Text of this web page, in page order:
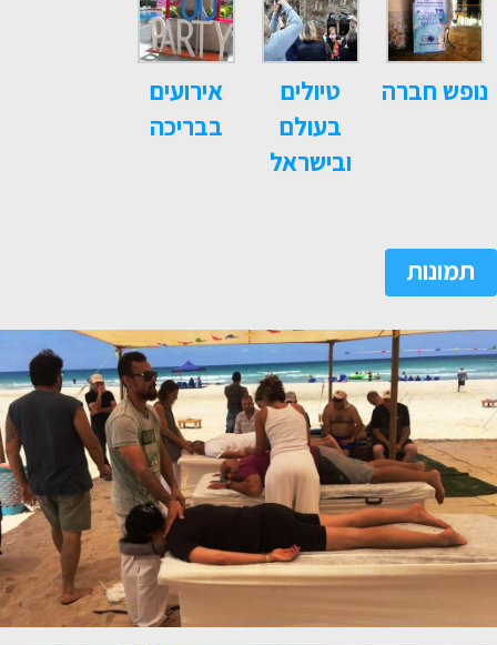
נופש חברה
טיולים
בעולם
ובישראל
אירועים
בבריכה
תמונות